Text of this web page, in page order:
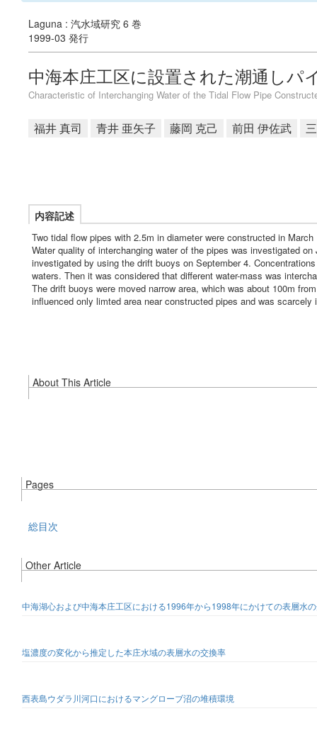
Laguna : 汽水域研究 6 巻
1999-03 発行
中海本庄工区に設置された潮通しパ
Characteristic of Interchanging Water of the Tidal Flow Pipe
福井 真司 青井 亜矢子 藤岡 克己 前田 伊佐武
内容記述
Two tidal flow pipes with 2.5m in diameter were constructed in
Water quality of interchanging water of the pipes was investigated
investigated by using the drift buoys on September 4.
waters. Then it was considered that different water-mass was
The drift buoys were moved narrow area, which was about 100m
influenced only limted area near constructed pipes and was
About This Article
Pages
総目次
Other Article
中海湖心および中海本庄工区における1996年から1998年にかけての表層水
塩濃度の変化から推定した本庄水域の表層水の交換率
西表島ウダラ川河口におけるマングローブ沼の堆積環境